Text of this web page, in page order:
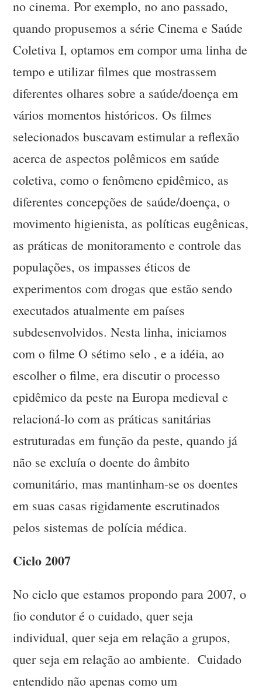
no cinema. Por exemplo, no ano passado,
quando propusemos a série Cinema e Saúde
Coletiva I, optamos em compor uma linha de
tempo e utilizar filmes que mostrassem
diferentes olhares sobre a saúde/doença em
vários momentos históricos. Os filmes
selecionados buscavam estimular a reflexão
acerca de aspectos polêmicos em saúde
coletiva, como o fenômeno epidêmico, as
diferentes concepções de saúde/doença, o
movimento higienista, as políticas eugênicas,
as práticas de monitoramento e controle das
populações, os impasses éticos de
experimentos com drogas que estão sendo
executados atualmente em países
subdesenvolvidos. Nesta linha, iniciamos
com o filme O sétimo selo , e a idéia, ao
escolher o filme, era discutir o processo
epidêmico da peste na Europa medieval e
relacioná-lo com as práticas sanitárias
estruturadas em função da peste, quando já
não se excluía o doente do âmbito
comunitário, mas mantinham-se os doentes
em suas casas rigidamente escrutinados
pelos sistemas de polícia médica.
Ciclo 2007
No ciclo que estamos propondo para 2007, o
fio condutor é o cuidado, quer seja
individual, quer seja em relação a grupos,
quer seja em relação ao ambiente. Cuidado
entendido não apenas como um